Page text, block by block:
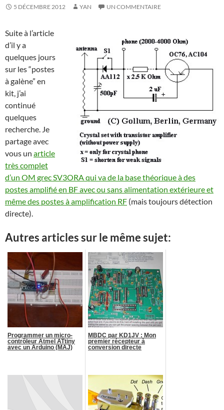
5 DÉCEMBRE 2012 YAN UN COMMENTAIRE
Suite à l’article
d’il y a
quelques jours
sur les “postes
à galène” en
kit, j’ai
continué
quelques
recherche. Je
partage avec
vous un article
très complet
d’un OM grec SV3ORA qui va de la base théorique à des
postes amplifié en BF avec ou sans alimentation extérieure et
même des postes à amplification RF (mais toujours détection
directe).
Autres articles sur le même sujet:
Programmer un micro-
contrôleur Atmel ATtiny
avec un Arduino (MAJ)
MBDC par KD1JV : Mon
premier récepteur à
conversion directe